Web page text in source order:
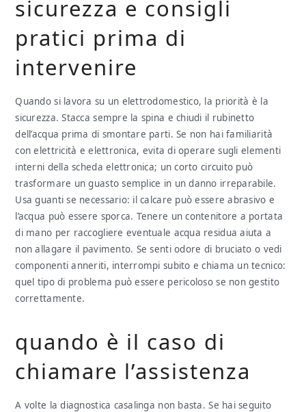
sicurezza e consigli
pratici prima di
intervenire
Quando si lavora su un elettrodomestico, la priorità è la
sicurezza. Stacca sempre la spina e chiudi il rubinetto
dell’acqua prima di smontare parti. Se non hai familiarità
con elettricità e elettronica, evita di operare sugli elementi
interni della scheda elettronica; un corto circuito può
trasformare un guasto semplice in un danno irreparabile.
Usa guanti se necessario: il calcare può essere abrasivo e
l’acqua può essere sporca. Tenere un contenitore a portata
di mano per raccogliere eventuale acqua residua aiuta a
non allagare il pavimento. Se senti odore di bruciato o vedi
componenti anneriti, interrompi subito e chiama un tecnico:
quel tipo di problema può essere pericoloso se non gestito
correttamente.
quando è il caso di
chiamare l’assistenza
A volte la diagnostica casalinga non basta. Se hai seguito